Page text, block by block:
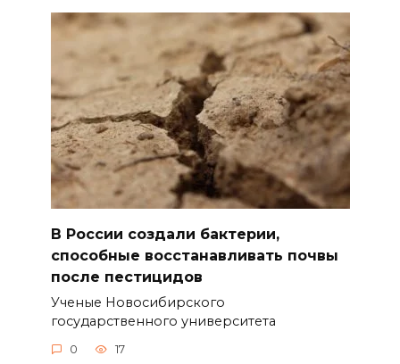
В России создали бактерии,
способные восстанавливать почвы
после пестицидов
Ученые Новосибирского
государственного университета
0 17